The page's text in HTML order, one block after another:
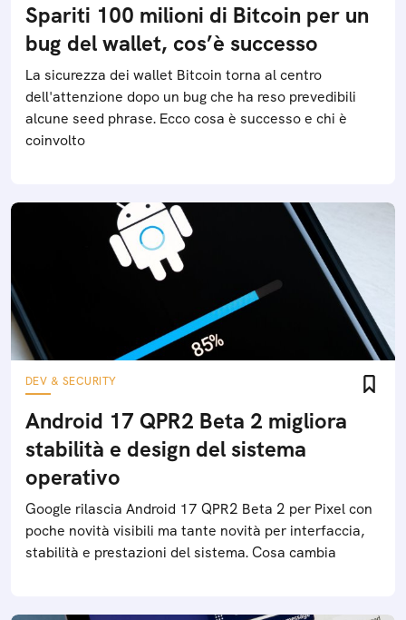
Spariti 100 milioni di Bitcoin per un
bug del wallet, cos’è successo
La sicurezza dei wallet Bitcoin torna al centro
dell'attenzione dopo un bug che ha reso prevedibili
alcune seed phrase. Ecco cosa è successo e chi è
coinvolto
DEV & SECURITY
Android 17 QPR2 Beta 2 migliora
stabilità e design del sistema
operativo
Google rilascia Android 17 QPR2 Beta 2 per Pixel con
poche novità visibili ma tante novità per interfaccia,
stabilità e prestazioni del sistema. Cosa cambia